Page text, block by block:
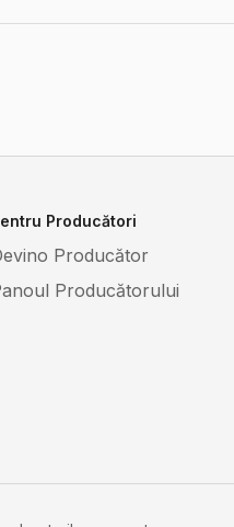
Producători
Producător
Producătorului